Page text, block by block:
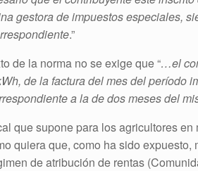
gestora de impuestos especiales,
.”
de la norma no se exige que “…el
de la factura del mes del período
a la de dos meses del
que supone para los agricultores
quiera que, como ha sido
de atribución de rentas